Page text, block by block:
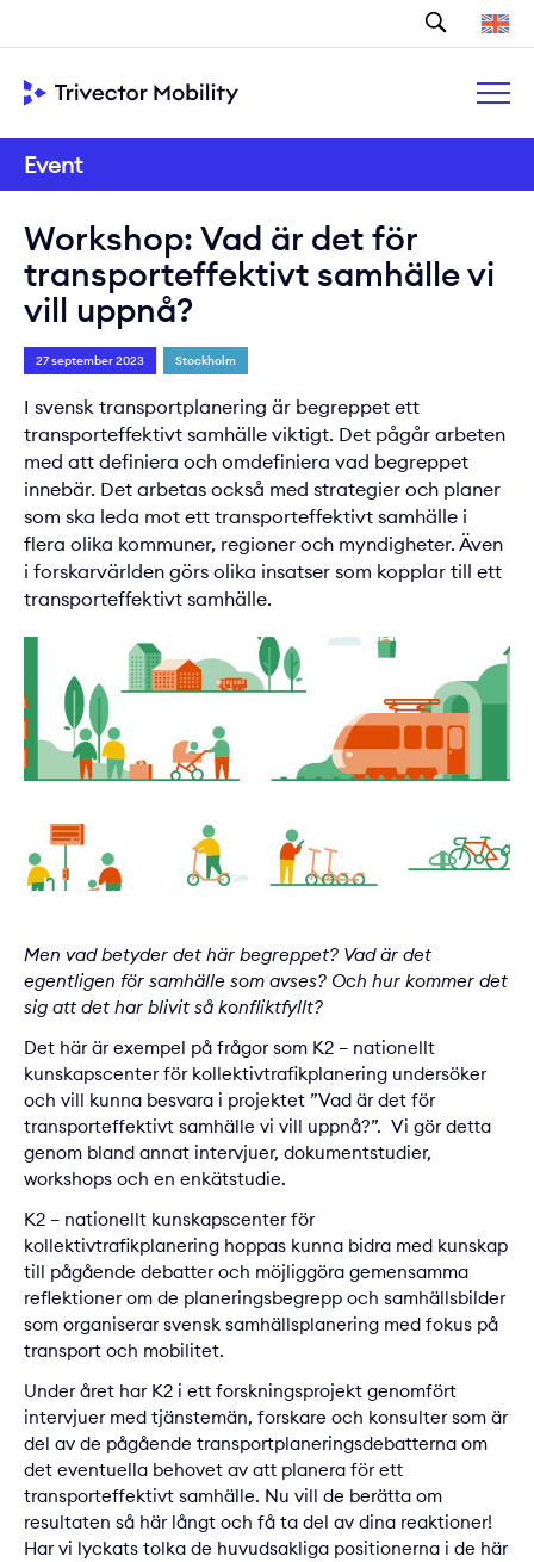
Event
Workshop: Vad är det för
transporteffektivt samhälle vi
vill uppnå?
27 september 2023 Stockholm
I svensk transportplanering är begreppet ett
transporteffektivt samhälle viktigt. Det pågår arbeten
med att definiera och omdefiniera vad begreppet
innebär. Det arbetas också med strategier och planer
som ska leda mot ett transporteffektivt samhälle i
flera olika kommuner, regioner och myndigheter. Även
i forskarvärlden görs olika insatser som kopplar till ett
transporteffektivt samhälle.
Men vad betyder det här begreppet? Vad är det
egentligen för samhälle som avses? Och hur kommer det
sig att det har blivit så konfliktfyllt?
Det här är exempel på frågor som K2 – nationellt
kunskapscenter för kollektivtrafikplanering undersöker
och vill kunna besvara i projektet ”Vad är det för
transporteffektivt samhälle vi vill uppnå?”. Vi gör detta
genom bland annat intervjuer, dokumentstudier,
workshops och en enkätstudie.
K2 – nationellt kunskapscenter för
kollektivtrafikplanering hoppas kunna bidra med kunskap
till pågående debatter och möjliggöra gemensamma
reflektioner om de planeringsbegrepp och samhällsbilder
som organiserar svensk samhällsplanering med fokus på
transport och mobilitet.
Under året har K2 i ett forskningsprojekt genomfört
intervjuer med tjänstemän, forskare och konsulter som är
del av de pågående transportplaneringsdebatterna om
det eventuella behovet av att planera för ett
transporteffektivt samhälle. Nu vill de berätta om
resultaten så här långt och få ta del av dina reaktioner!
Har vi lyckats tolka de huvudsakliga positionerna i de här